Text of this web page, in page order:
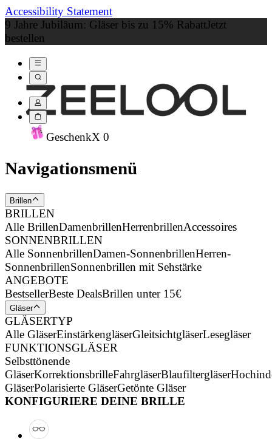
Accessibility Statement
9 Jahre Jubiläum: Gläser bis zu 15% RabattJetzt
bestellen
GeschenkX 0
Navigationsmenü
Brillen
BRILLEN
Alle BrillenDamenbrillenHerrenbrillenAccessoires
SONNENBRILLEN
Alle SonnenbrillenDamen-SonnenbrillenHerren-
SonnenbrillenSonnenbrillen mit Sehstärke
ANGEBOTE
BestsellerBeste DealsBrillen unter 15€
Gläser
GLÄSERTYP
Alle GläserEinstärkengläserGleitsichtgläserLesegläser
FUNKTIONSGLÄSER
Selbsttönende
GläserKorrektionsbrilleFahrgläserBlaufiltergläser
GläserPolarisierte GläserGetönte Gläser
KONFIGURIERE DEINE BRILLE